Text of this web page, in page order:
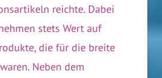
reichte. Dabei
stets Wert auf
die für die breite
Neben dem